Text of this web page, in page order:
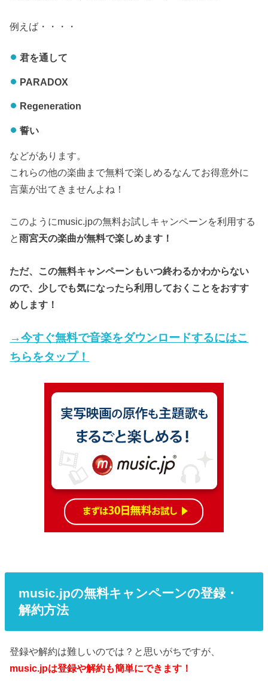
例えば・・・・
君を通して
PARADOX
Regeneration
誓い
などがあります。
これらの他の楽曲まで無料で楽しめるなんてお得意外に
言葉が出てきませんよね！
このようにmusic.jpの無料お試しキャンペーンを利用する
と雨宮天の楽曲が無料で楽しめます！
ただ、この無料キャンペーンもいつ終わるかわからない
ので、少しでも気になったら利用しておくことをおすす
めします！
→今すぐ無料で音楽をダウンロードするにはこ
ちらをタップ！
music.jpの無料キャンペーンの登録・
解約方法
登録や解約は難しいのでは？と思いがちですが、
music.jpは登録や解約も簡単にできます！